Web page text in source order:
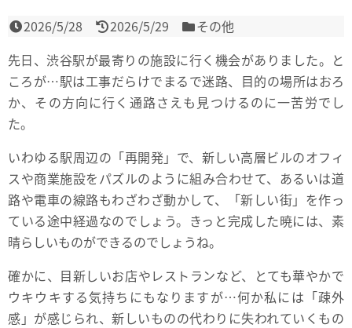
2026/5/28 2026/5/29
その他
先日、渋谷駅が最寄りの施設に行く機会がありました。と
ころが…駅は工事だらけでまるで迷路、目的の場所はおろ
か、その方向に行く通路さえも見つけるのに一苦労でし
た。
いわゆる駅周辺の「再開発」で、新しい高層ビルのオフィ
スや商業施設をパズルのように組み合わせて、あるいは道
路や電車の線路もわざわざ動かして、「新しい街」を作っ
ている途中経過なのでしょう。きっと完成した暁には、素
晴らしいものができるのでしょうね。
確かに、目新しいお店やレストランなど、とても華やかで
ウキウキする気持ちにもなりますが…何か私には「疎外
感」が感じられ、新しいものの代わりに失われていくもの